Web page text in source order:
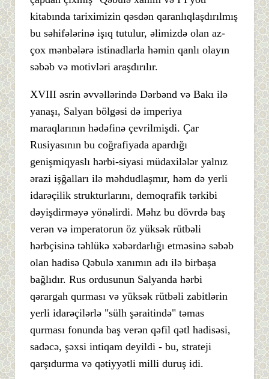
kitabında tariximizin qəsdən qaranlıqlaşdırılmış
bu səhifələrinə işıq tutulur, əlimizdə olan az-
çox mənbələrə istinadlarla həmin qanlı olayın
səbəb və motivləri araşdırılır.
XVIII əsrin əvvəllərində Dərbənd və Bakı ilə
yanaşı, Salyan bölgəsi də imperiya
maraqlarının hədəfinə çevrilmişdi. Çar
Rusiyasının bu coğrafiyada apardığı
genişmiqyaslı hərbi-siyasi müdaxilələr yalnız
ərazi işğalları ilə məhdudlaşmır, həm də yerli
idarəçilik strukturlarını, demoqrafik tərkibi
dəyişdirməyə yönəlirdi. Məhz bu dövrdə baş
verən və imperatorun öz yüksək rütbəli
hərbçisinə təhlükə xəbərdarlığı etməsinə səbəb
olan hadisə Qəbulə xanımın adı ilə birbaşa
bağlıdır. Rus ordusunun Salyanda hərbi
qərargah qurması və yüksək rütbəli zabitlərin
yerli idarəçilərlə "sülh şəraitində" təmas
qurması fonunda baş verən qəfil qətl hadisəsi,
sadəcə, şəxsi intiqam deyildi - bu, strateji
qarşıdurma və qətiyyətli milli duruş idi.